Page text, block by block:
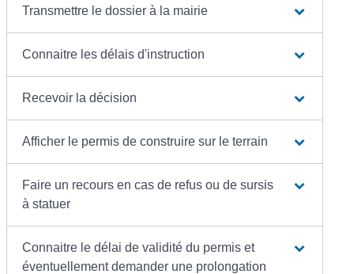
Transmettre le dossier à la mairie
Connaitre les délais d'instruction
Recevoir la décision
Afficher le permis de construire sur le terrain
Faire un recours en cas de refus ou de sursis
à statuer
Connaitre le délai de validité du permis et
éventuellement demander une prolongation